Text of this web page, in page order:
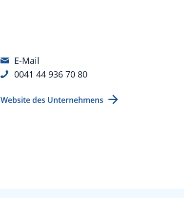
E-Mail
0041 44 936 70 80
Website des Unternehmens